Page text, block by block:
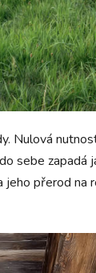
Nulová
sebe
přerod